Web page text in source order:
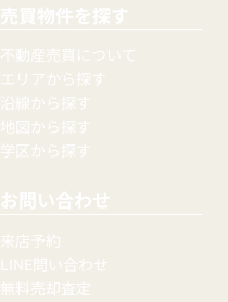
売買物件を探す
不動産売買について
エリアから探す
沿線から探す
地図から探す
学区から探す
お問い合わせ
来店予約
LINE問い合わせ
無料売却査定